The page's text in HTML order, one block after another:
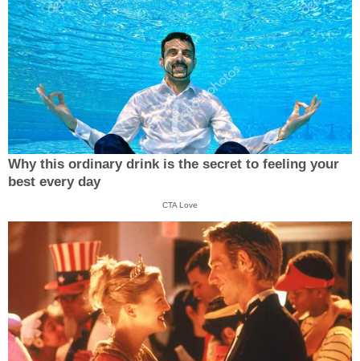
Why this ordinary drink is the secret to feeling your
best every day
CTA Love